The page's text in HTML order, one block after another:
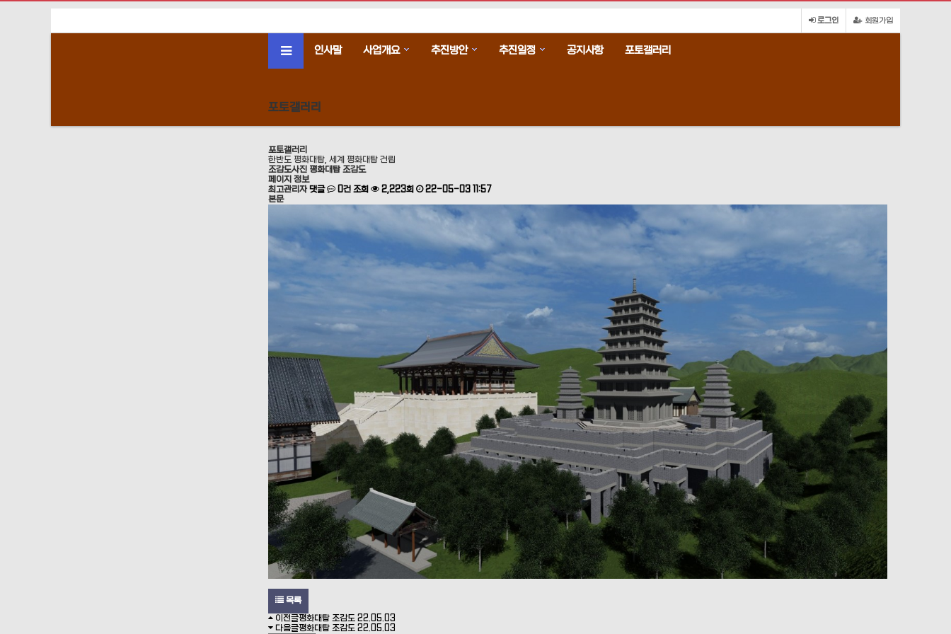
회원가입
로그인
인사말 사업개요 추진방안 추진일정 공지사항 포토갤러리
포토갤러리
포토갤러리
한반도 평화대탑, 세계 평화대탑 건립
조감도사진 평화대탑 조감도
페이지 정보
최고관리자 댓글 0건 조회 2,223회
22-05-03 11:57
본문
목록
이전글평화대탑 조감도 22.05.03
다음글평화대탑 조감도 22.05.03